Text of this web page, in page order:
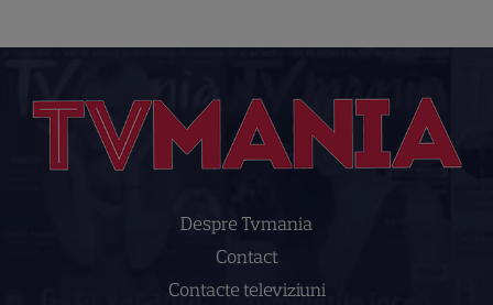
Despre Tvmania
Contact
Contacte televiziuni